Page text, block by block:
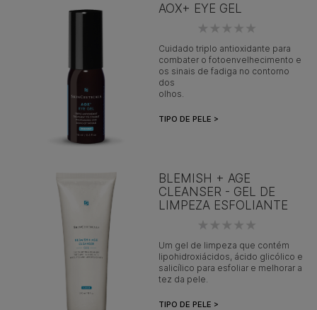
AOX+ EYE GEL
Cuidado triplo antioxidante para
combater o fotoenvelhecimento e
os sinais de fadiga no contorno
dos
olhos.
TIPO DE PELE >
BLEMISH + AGE
CLEANSER - GEL DE
LIMPEZA ESFOLIANTE
Um gel de limpeza que contém
lipohidroxiácidos, ácido glicólico e
salicílico para esfoliar e melhorar a
tez da pele.
TIPO DE PELE >